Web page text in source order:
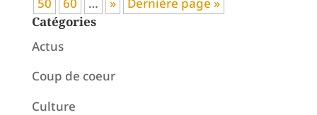
Catégories
Actus
Coup de coeur
Culture